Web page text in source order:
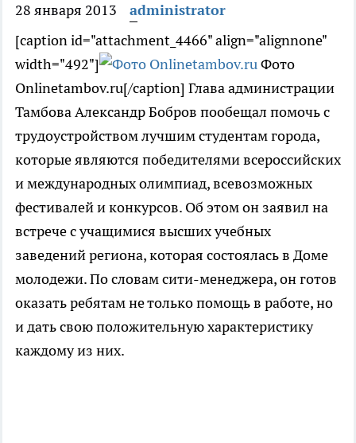
28 января 2013
administrator
[caption id="attachment_4466" align="alignnone"
width="492"]
Фото
Onlinetambov.ru[/caption] Глава администрации
Тамбова Александр Бобров пообещал помочь с
трудоустройством лучшим студентам города,
которые являются победителями всероссийских
и международных олимпиад, всевозможных
фестивалей и конкурсов. Об этом он заявил на
встрече с учащимися высших учебных
заведений региона, которая состоялась в Доме
молодежи. По словам сити-менеджера, он готов
оказать ребятам не только помощь в работе, но
и дать свою положительную характеристику
каждому из них.